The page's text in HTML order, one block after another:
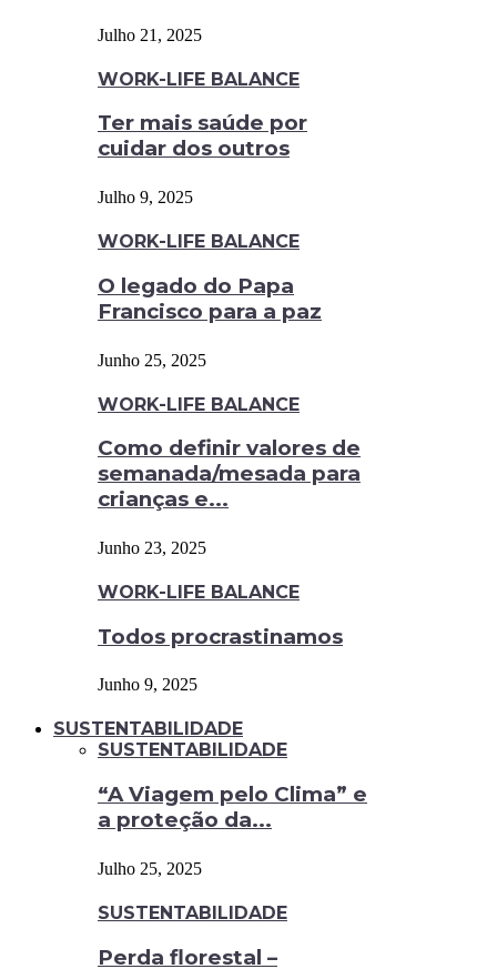
Julho 21, 2025
WORK-LIFE BALANCE
Ter mais saúde por
cuidar dos outros
Julho 9, 2025
WORK-LIFE BALANCE
O legado do Papa
Francisco para a paz
Junho 25, 2025
WORK-LIFE BALANCE
Como definir valores de
semanada/mesada para
crianças e...
Junho 23, 2025
WORK-LIFE BALANCE
Todos procrastinamos
Junho 9, 2025
SUSTENTABILIDADE
SUSTENTABILIDADE
“A Viagem pelo Clima” e
a proteção da...
Julho 25, 2025
SUSTENTABILIDADE
Perda florestal –